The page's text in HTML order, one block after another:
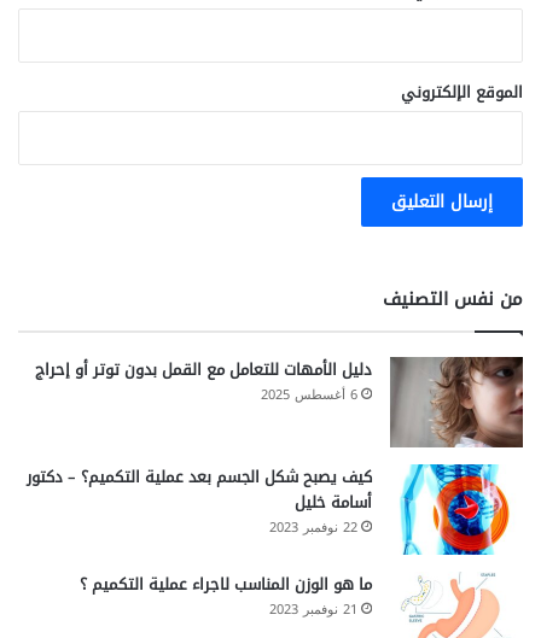
الموقع الإلكتروني
من نفس التصنيف
دليل الأمهات للتعامل مع القمل بدون توتر أو إحراج
6 أغسطس 2025
كيف يصبح شكل الجسم بعد عملية التكميم؟ – دكتور
أسامة خليل
22 نوفمبر 2023
ما هو الوزن المناسب لاجراء عملية التكميم ؟
21 نوفمبر 2023